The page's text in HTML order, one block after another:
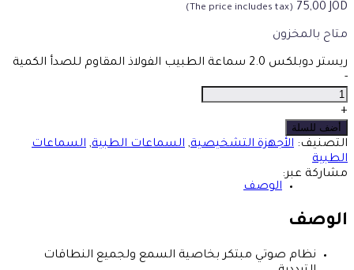
75,00 JOD
(The price includes tax)
متاح بالمخزون
ريستر دوبلكس 2.0 سماعة الطبيب الفولاذ المقاوم للصدأ الكمية
-
+
أضف للسلة
التصنيف: الأجهزة التشخيصية, السماعات الطبية, السماعات
الطبية
مشاركة عبر:
الوصف
الوصف
نظام صوتي مبتكر بخاصية السمع ولجميع النطاقات